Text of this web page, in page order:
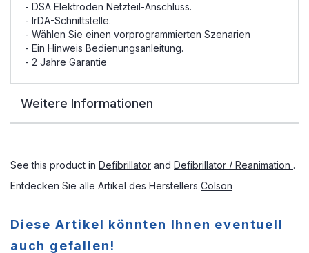
- DSA Elektroden Netzteil-Anschluss.
- IrDA-Schnittstelle.
- Wählen Sie einen vorprogrammierten Szenarien
- Ein Hinweis Bedienungsanleitung.
- 2 Jahre Garantie
Weitere Informationen
See this product in Defibrillator and Defibrillator / Reanimation .
Entdecken Sie alle Artikel des Herstellers Colson
Diese Artikel könnten Ihnen eventuell
auch gefallen!